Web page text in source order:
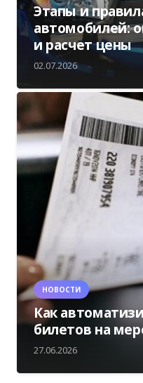
Этапы и
автомобилей:
и расчет цены
02.07.2026
НОВОСТИ
Как
билетов на
27.06.2026